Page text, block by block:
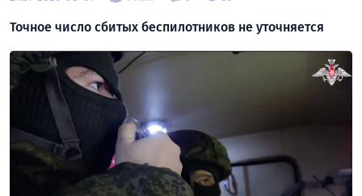
Точное число сбитых беспилотников не уточняется